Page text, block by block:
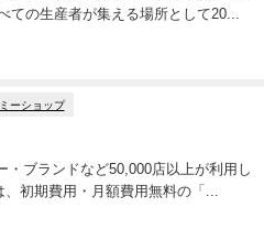
の生産者が集える場所として20...
ーショップ
ブランドなど50,000店以上が利用し
初期費用・月額費用無料の「...